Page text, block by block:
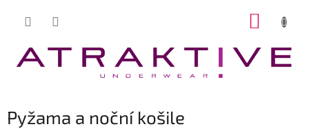
Pyžama a noční košile